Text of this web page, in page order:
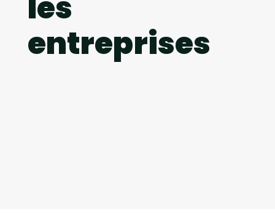
entreprises